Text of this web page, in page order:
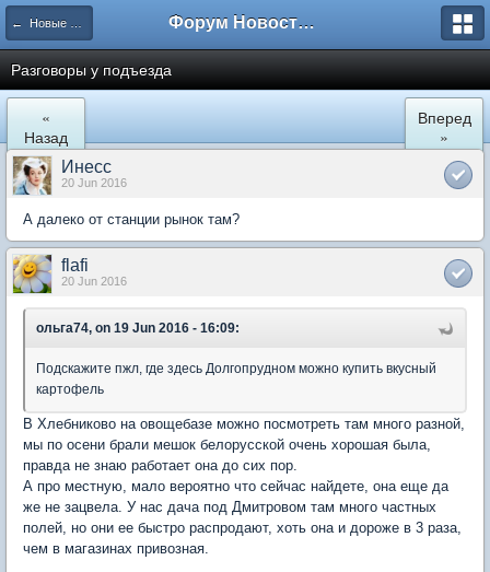
← Новые Водники Форум Новостройки
Разговоры у подъезда
«
Назад
Вперед
»
Инесс
20 Jun 2016
А далеко от станции рынок там?
flafi
20 Jun 2016
ольга74, on 19 Jun 2016 - 16:09:
Подскажите пжл, где здесь Долгопрудном можно купить вкусный
картофель
В Хлебниково на овощебазе можно посмотреть там много разной,
мы по осени брали мешок белорусской очень хорошая была,
правда не знаю работает она до сих пор.
А про местную, мало вероятно что сейчас найдете, она еще да
же не зацвела. У нас дача под Дмитровом там много частных
полей, но они ее быстро распродают, хоть она и дороже в 3 раза,
чем в магазинах привозная.